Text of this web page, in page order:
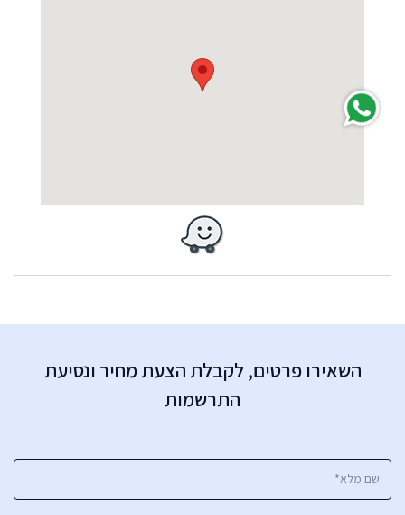
השאירו פרטים, לקבלת הצעת מחיר ונסיעת
התרשמות